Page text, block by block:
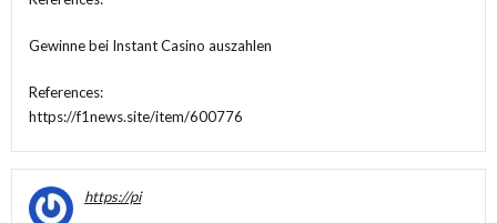
Gewinne bei Instant Casino auszahlen
References:
https://f1news.site/item/600776
https://pi